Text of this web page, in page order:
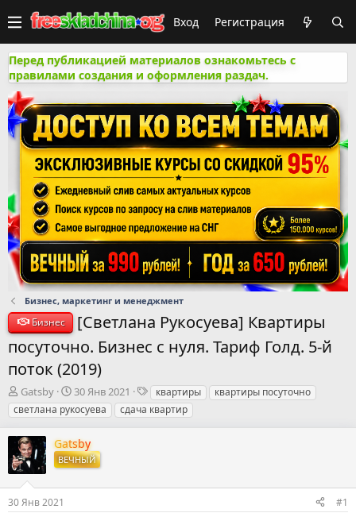
Вход Регистрация
Перед публикацией материалов ознакомьтесь с
правилами создания и оформления раздач.
Бизнес, маркетинг и менеджмент
Бизнес
[Светлана Рукосуева] Квартиры
посуточно. Бизнес с нуля. Тариф Голд. 5-й
поток (2019)
А
в
т
о
р
т
е
м
ы
Gatsby
Д
а
т
н
а
а
30 Янв 2021
Т
е
г
квартиры
квартиры посуточно
светлана рукосуева
сдача квартир
Gatsby
ВЕЧНЫЙ
30 Янв 2021 #1